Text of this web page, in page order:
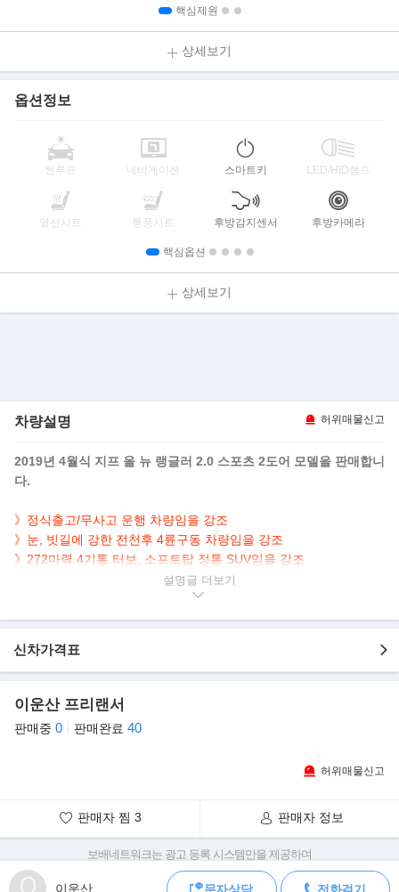
핵심제원
상세보기
옵션정보
썬루프 네비게이션 스마트키 LED/HID램프
열선시트 통풍시트 후방감지센서 후방카메라
핵심옵션
상세보기
차량설명 허위매물신고
2019년 4월식 지프 올 뉴 랭글러 2.0 스포츠 2도어 모델을 판매합니
다.
》정식출고/무사고 운행 차량임을 강조
》눈, 빗길에 강한 전천후 4륜구동 차량임을 강조
》272마력 4기통 터보, 소프트탑 정통 SUV임을 강조
- 정식출고
- 12,879km 실주행
- 뛰어난 오프로드 성능
- 사계절 안정적인 주행 4륜구동
- 깔끔하게 관리된 내/외관 보유
▶11년 만의 변신, 지프 SUV의 아이콘 "올 뉴 랭글러"
러'가 11년 만에 완전변경된 모델로
그리고 지프의 강점인 오프로드
성능을 더욱 강화했고, 온로드 주행 성능도 개선한 것이 특징이다.
설명글
신차가격표
이운산 프리랜서
판매중 0 판매완료 40
허위매물신고
판매자 찜 3 판매자 정보
이운산
보배네트워크는 광고 등록 시스템만을 제공하며
판매자가 직접 등록한 내용에 대한 모든 책임은 판매자에게 있습니다.